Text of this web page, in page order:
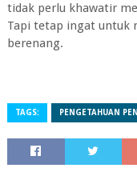
tidak perlu khawatir
Tapi tetap ingat untuk
berenang.
TAGS: PENGETAHUAN